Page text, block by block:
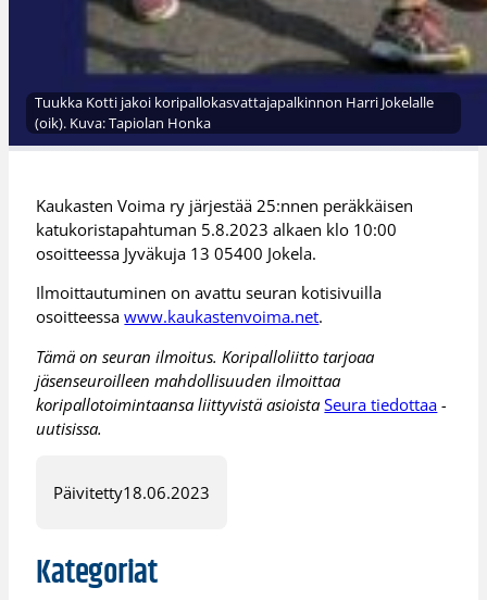
Tuukka Kotti jakoi koripallokasvattajapalkinnon Harri Jokelalle
(oik). Kuva: Tapiolan Honka
Kaukasten Voima ry järjestää 25:nnen peräkkäisen
katukoristapahtuman 5.8.2023 alkaen klo 10:00
osoitteessa Jyväkuja 13 05400 Jokela.
Ilmoittautuminen on avattu seuran kotisivuilla
osoitteessawww.kaukastenvoima.net.
Tämä on seuran ilmoitus. Koripalloliitto tarjoaa
jäsenseuroilleen mahdollisuuden ilmoittaa
koripallotoimintaansa liittyvistä asioistaSeura tiedottaa -
uutisissa.
Päivitetty18.06.2023
Kategoriat